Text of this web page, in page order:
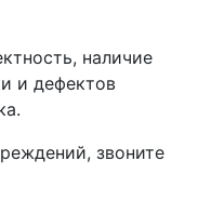
наличие
и дефектов
звоните